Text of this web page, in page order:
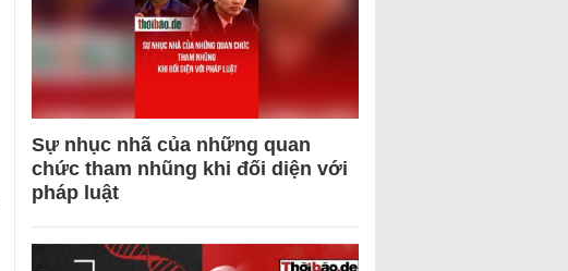
Sự nhục nhã của những quan
chức tham nhũng khi đối diện với
pháp luật